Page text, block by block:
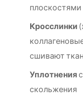
Кросслинки
сшивают
Уплотнения
скольжения